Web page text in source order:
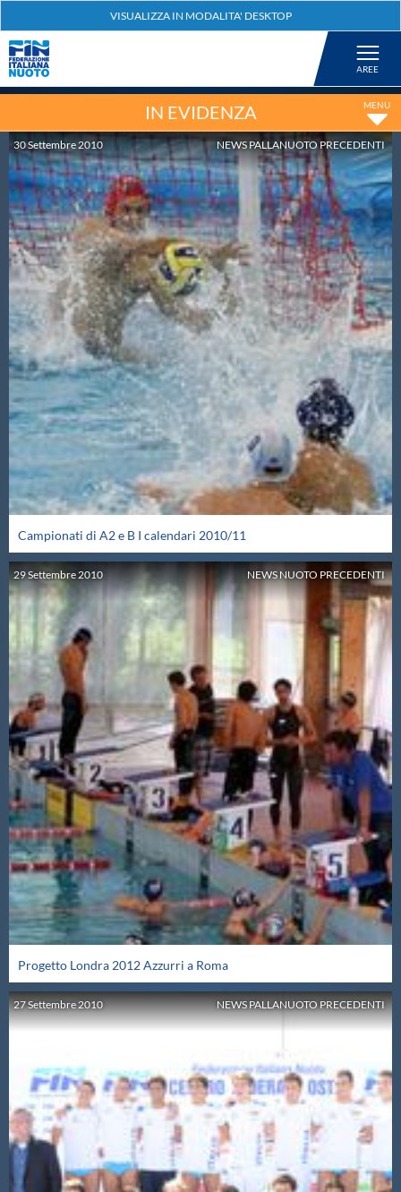
Nuoto
Pallanuoto
Tuffi
Artistico
Fondo
Salvamento
Master
Formazione
GUG
Scuole Nuoto
Propaganda
Centri Federali
Area Legislativa
Protezione Civile
Qualità
Sostenibilità
Privacy
Archivio News
Flash News
IN EVIDENZA
NEWS PALLANUOTO PRECEDENTI
30Settembre2010
Campionati di A2 e B I calendari 2010/11
NEWS NUOTO PRECEDENTI
29Settembre2010
Progetto Londra 2012 Azzurri a Roma
NEWS PALLANUOTO PRECEDENTI
27Settembre2010